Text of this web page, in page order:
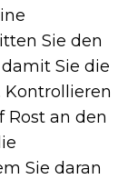
Sie den
Sie die
Rost an den
Sie daran